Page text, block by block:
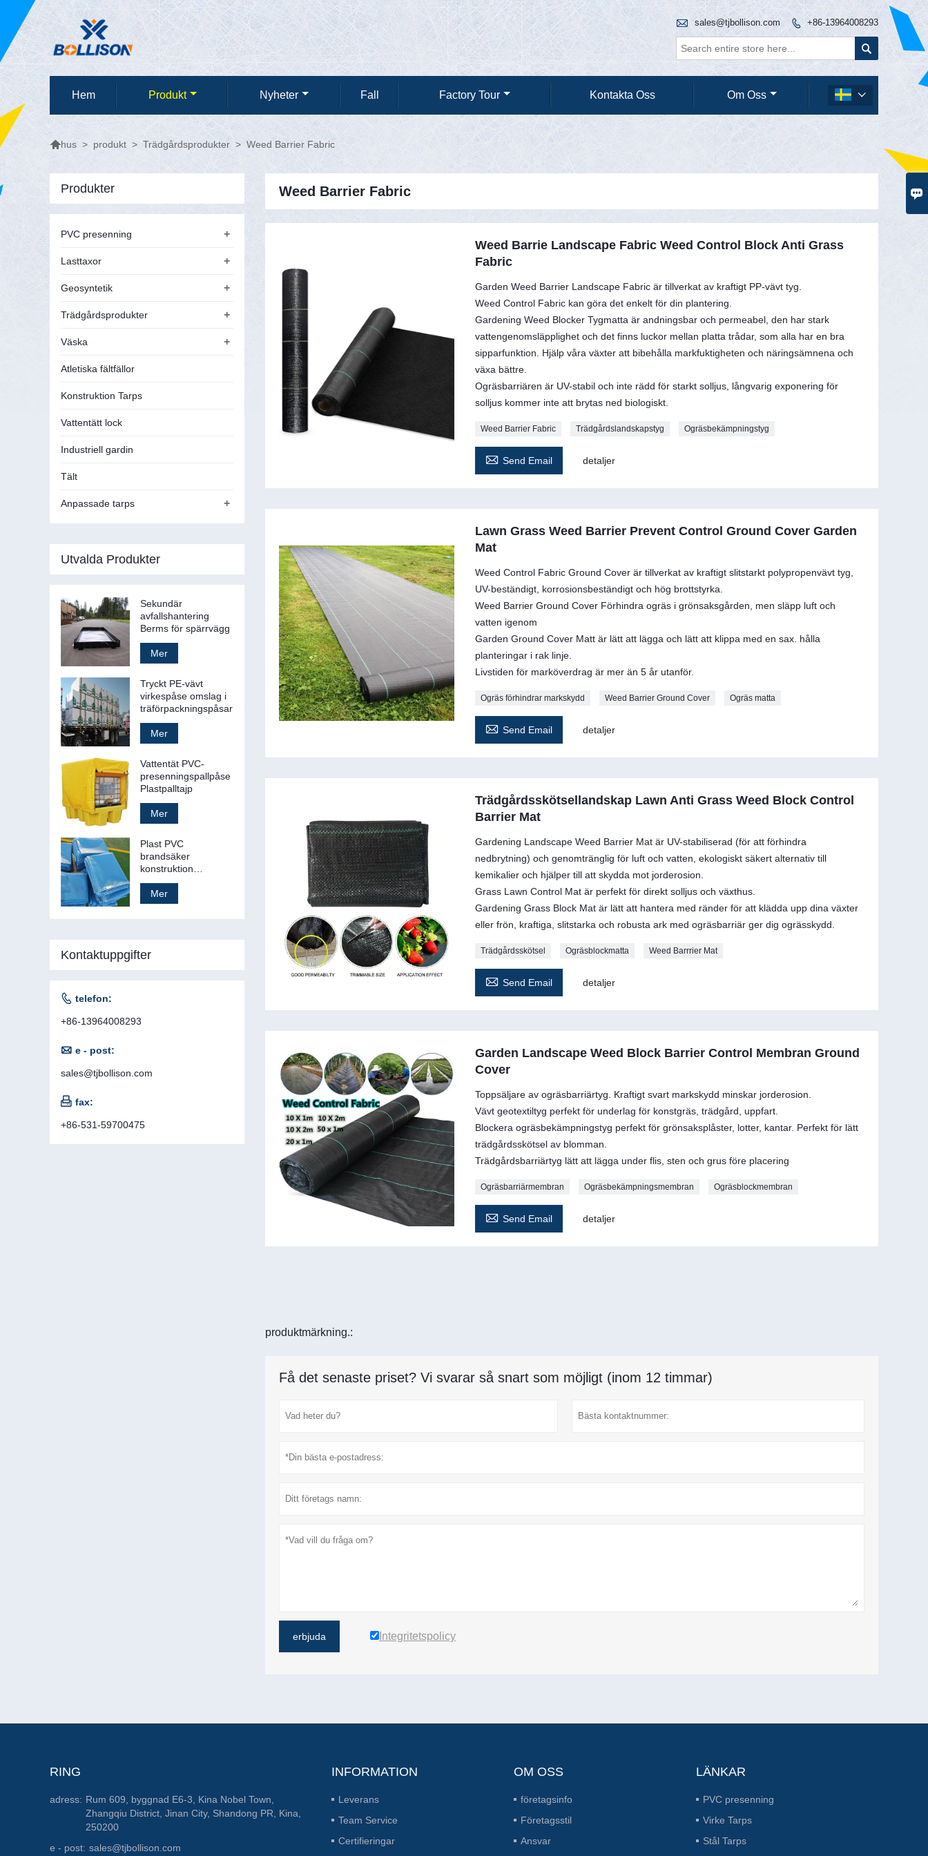

 sales@tjbollison.com  +86-13964008293

Hem Produkt Nyheter Fall Factory Tour Kontakta Oss Om Oss 
hus > produkt > Trädgårdsprodukter > Weed Barrier Fabric
Weed Barrier Fabric
Weed Barrie Landscape Fabric Weed Control Block Anti Grass
Fabric
Garden Weed Barrier Landscape Fabric är tillverkat av kraftigt PP-vävt tyg.
Weed Control Fabric kan göra det enkelt för din plantering.
Gardening Weed Blocker Tygmatta är andningsbar och permeabel, den har stark
vattengenomsläpplighet och det finns luckor mellan platta trådar, som alla har en bra
sipparfunktion. Hjälp våra växter att bibehålla markfuktigheten och näringsämnena och
växa bättre.
Ogräsbarriären är UV-stabil och inte rädd för starkt solljus, långvarig exponering för
solljus kommer inte att brytas ned biologiskt.
Weed Barrier Fabric Trädgårdslandskapstyg Ogräsbekämpningstyg
 Send Email detaljer
Lawn Grass Weed Barrier Prevent Control Ground Cover Garden
Mat
Weed Control Fabric Ground Cover är tillverkat av kraftigt slitstarkt polypropenvävt tyg,
UV-beständigt, korrosionsbeständigt och hög brottstyrka.
Weed Barrier Ground Cover Förhindra ogräs i grönsaksgården, men släpp luft och
vatten igenom
Garden Ground Cover Matt är lätt att lägga och lätt att klippa med en sax. hålla
planteringar i rak linje.
Livstiden för marköverdrag är mer än 5 år utanför.
Ogräs förhindrar markskydd Weed Barrier Ground Cover Ogräs matta
 Send Email detaljer
Trädgårdsskötsellandskap Lawn Anti Grass Weed Block Control
Barrier Mat
Gardening Landscape Weed Barrier Mat är UV-stabiliserad (för att förhindra
nedbrytning) och genomtränglig för luft och vatten, ekologiskt säkert alternativ till
kemikalier och hjälper till att skydda mot jorderosion.
Grass Lawn Control Mat är perfekt för direkt solljus och växthus.
Gardening Grass Block Mat är lätt att hantera med ränder för att klädda upp dina växter
eller frön, kraftiga, slitstarka och robusta ark med ogräsbarriär ger dig ogrässkydd.
Trädgårdsskötsel Ogräsblockmatta Weed Barrrier Mat
 Send Email detaljer
Garden Landscape Weed Block Barrier Control Membran Ground
Cover
Toppsäljare av ogräsbarriärtyg. Kraftigt svart markskydd minskar jorderosion.
Vävt geotextiltyg perfekt för underlag för konstgräs, trädgård, uppfart.
Blockera ogräsbekämpningstyg perfekt för grönsaksplåster, lotter, kantar. Perfekt för lätt
trädgårdsskötsel av blomman.
Trädgårdsbarriärtyg lätt att lägga under flis, sten och grus före placering
Ogräsbarriärmembran Ogräsbekämpningsmembran Ogräsblockmembran
 Send Email detaljer
produktmärkning.:
Få det senaste priset? Vi svarar så snart som möjligt (inom 12 timmar)
erbjuda Integritetspolicy
Produkter
+
PVC presenning
+
Lasttaxor
+
Geosyntetik
+
Trädgårdsprodukter
+
Väska
Atletiska fältfällor
Konstruktion Tarps
Vattentätt lock
Industriell gardin
Tält
+
Anpassade tarps
Utvalda Produkter
Sekundär
avfallshantering
Berms för spärrvägg
Mer
Tryckt PE-vävt
virkespåse omslag i
träförpackningspåsar
Mer
Vattentät PVC-
presenningspallpåse
Plastpalltajp
Mer
Plast PVC
brandsäker
konstruktion
byggnadsställningar
säkerhetsnät ark
Mer
Kontaktuppgifter
 telefon:
+86-13964008293
 e - post:
sales@tjbollison.com
 fax:
+86-531-59700475
RING
adress: Rum 609, byggnad E6-3, Kina Nobel Town,
Zhangqiu District, Jinan City, Shandong PR, Kina,
250200
e - post: sales@tjbollison.com
INFORMATION
Leverans
Team Service
Certifieringar
OM OSS
företagsinfo
Företagsstil
Ansvar
LÄNKAR
PVC presenning
Virke Tarps
Stål Tarps